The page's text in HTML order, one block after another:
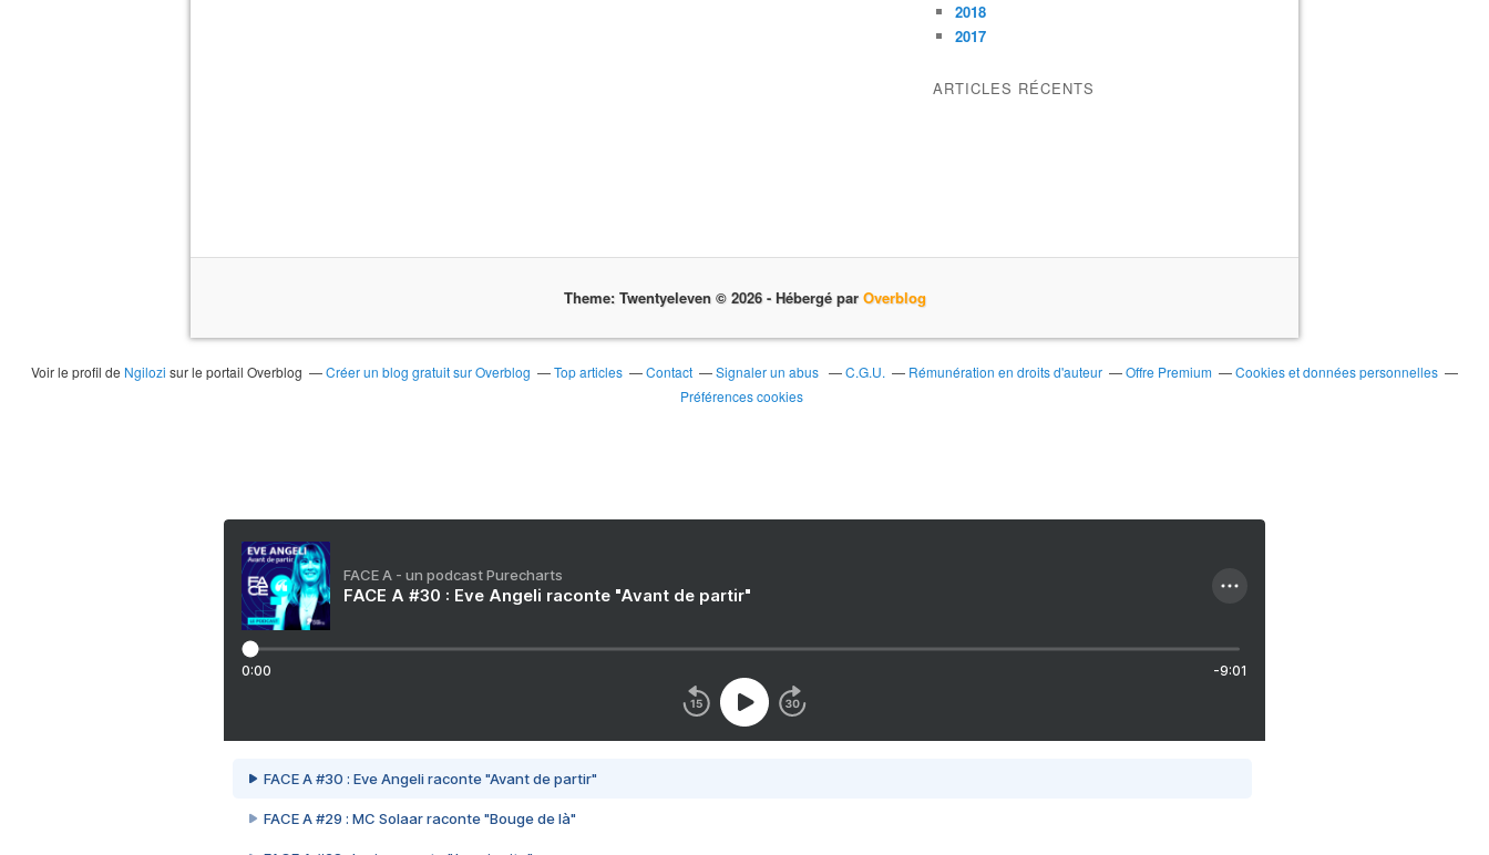
2018
2017
ARTICLES RÉCENTS
Theme: Twentyeleven © 2026 - Hébergé par Overblog
Voir le profil de Ngilozi sur le portail Overblog Créer un blog gratuit sur Overblog Top articles Contact Signaler un abus C.G.U. Rémunération en droits d'auteur Offre Premium
Cookies et données personnelles
Préférences cookies
FACE A - un podcast Purecharts
FACE A #30 : Eve Angeli raconte "Avant de partir"
0:00 -9:01
FACE A #30 : Eve Angeli raconte "Avant de partir"
FACE A #29 : MC Solaar raconte "Bouge de là"